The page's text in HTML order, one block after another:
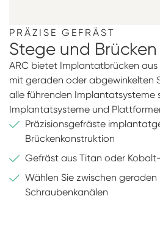
PRÄZISE GEFRÄST
Stege und Brücken
ARC bietet Implantatbrücken
mit geraden oder abgewinkelten
alle führenden Implantatsysteme
Implantatsysteme und
Präzisionsgefräste
Brückenkonstruktion
Gefräst aus Titan oder
Wählen Sie zwischen
Schraubenkanälen